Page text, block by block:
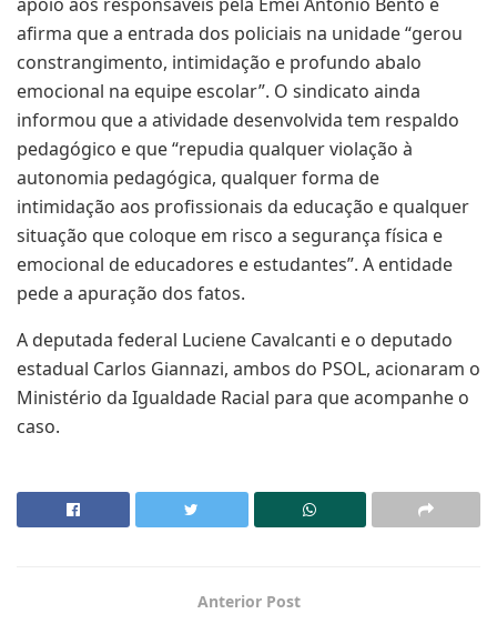
apoio aos responsáveis pela Emei Antonio Bento e
afirma que a entrada dos policiais na unidade “gerou
constrangimento, intimidação e profundo abalo
emocional na equipe escolar”. O sindicato ainda
informou que a atividade desenvolvida tem respaldo
pedagógico e que “repudia qualquer violação à
autonomia pedagógica, qualquer forma de
intimidação aos profissionais da educação e qualquer
situação que coloque em risco a segurança física e
emocional de educadores e estudantes”. A entidade
pede a apuração dos fatos.
A deputada federal Luciene Cavalcanti e o deputado
estadual Carlos Giannazi, ambos do PSOL, acionaram o
Ministério da Igualdade Racial para que acompanhe o
caso.
Anterior Post